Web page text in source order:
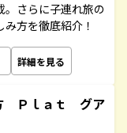
。さらに子連れ旅の
方を徹底紹介！
詳細を見る
Ｐｌａｔ グア